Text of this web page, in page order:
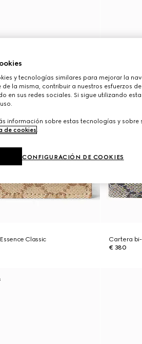
Classic
Cartera bi-
€ 380
y tecnologías similares para mejorar la
de la misma, contribuir a nuestros esfuerzos
en sus redes sociales. Si sigue utilizando
información sobre estas tecnologías y sobre
de cookies.
CONFIGURACIÓN DE COOKIES